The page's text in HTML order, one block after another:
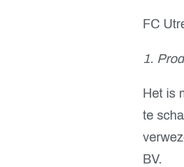
FC
1.
Het is
te
BV.